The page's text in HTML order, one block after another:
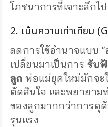
โภชนาการที่เจาะลึกไ
2. เน้นความเท่าเทียม
ลดการใช้อำนาจแบบ
เปลี่ยนมาเป็นการ รับฟั
ลูก พ่อแม่ยุคใหม่มักจะ
ตัดสินใจ และพยายาม
ของลูกมากกว่าการดุ
รุนแรง